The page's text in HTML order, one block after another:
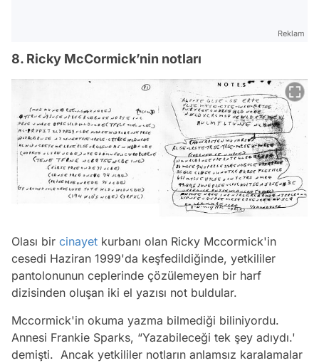
Reklam
8. Ricky McCormick’nin notları
Olası bir cinayet kurbanı olan Ricky Mccormick'in
cesedi Haziran 1999'da keşfedildiğinde, yetkililer
pantolonunun ceplerinde çözülemeyen bir harf
dizisinden oluşan iki el yazısı not buldular.
Mccormick'in okuma yazma bilmediği biliniyordu.
Annesi Frankie Sparks, “Yazabileceği tek şey adıydı.'
demişti. Ancak yetkililer notların anlamsız karalamalar